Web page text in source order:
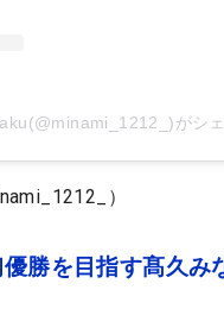
がシ
）
勝を目指す髙久